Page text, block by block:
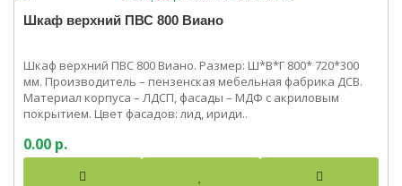
Шкаф верхний ПВС 800 Виано
Шкаф верхний ПВС 800 Виано. Размер: Ш*В*Г 800* 720*300
мм. Производитель – пензенская мебельная фабрика ДСВ.
Материал корпуса – ЛДСП, фасады – МДФ с акриловым
покрытием. Цвет фасадов: лид, ириди..
0.00 р.